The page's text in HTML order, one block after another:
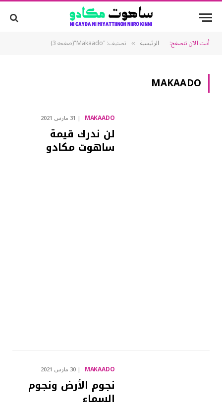
أنت الآن تتصفح: الرئيسية » تصنيف: "Makaado"(صفحه 3)
MAKAADO
MAKAADO 31 مارس 2021
لن ندرك قيمة
ساهوت مكادو
MAKAADO 30 مارس 2021
نجوم الأرض ونجوم
السماء